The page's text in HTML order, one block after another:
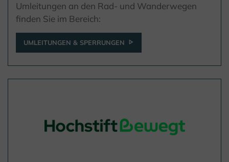
Umleitungen an den Rad- und Wanderwegen
finden Sie im Bereich:
UMLEITUNGEN & SPERRUNGEN